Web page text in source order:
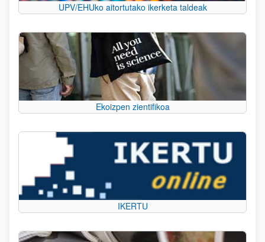
UPV/EHUko aitortutako ikerketa taldeak
Ekoizpen zientifikoa
IKERTU